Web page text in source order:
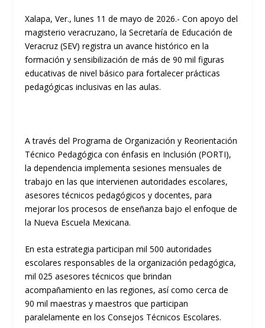
Xalapa, Ver., lunes 11 de mayo de 2026.- Con apoyo del
magisterio veracruzano, la Secretaría de Educación de
Veracruz (SEV) registra un avance histórico en la
formación y sensibilización de más de 90 mil figuras
educativas de nivel básico para fortalecer prácticas
pedagógicas inclusivas en las aulas.
A través del Programa de Organización y Reorientación
Técnico Pedagógica con énfasis en Inclusión (PORTI),
la dependencia implementa sesiones mensuales de
trabajo en las que intervienen autoridades escolares,
asesores técnicos pedagógicos y docentes, para
mejorar los procesos de enseñanza bajo el enfoque de
la Nueva Escuela Mexicana.
En esta estrategia participan mil 500 autoridades
escolares responsables de la organización pedagógica,
mil 025 asesores técnicos que brindan
acompañamiento en las regiones, así como cerca de
90 mil maestras y maestros que participan
paralelamente en los Consejos Técnicos Escolares.